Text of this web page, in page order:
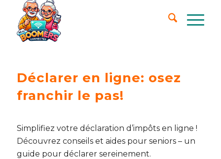
Déclarer en ligne: osez
franchir le pas!
Simplifiez votre déclaration d’impôts en ligne !
Découvrez conseils et aides pour seniors – un
guide pour déclarer sereinement.